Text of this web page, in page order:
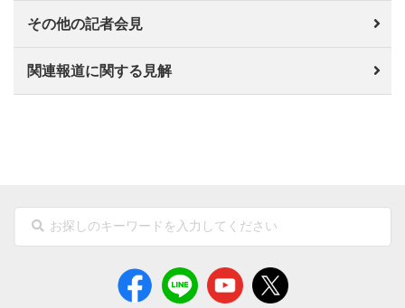
その他の記者会見
関連報道に関する見解